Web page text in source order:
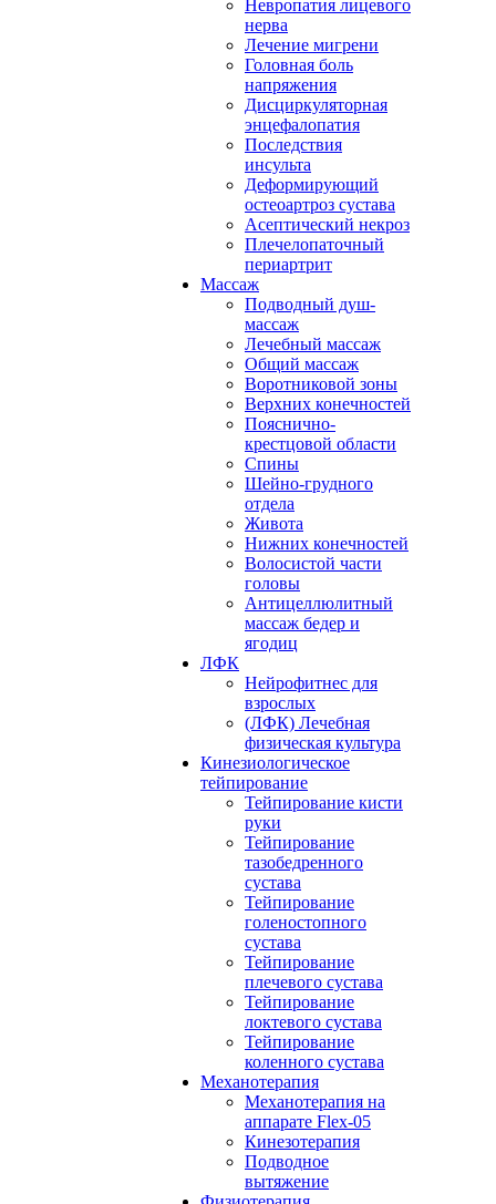
Невропатия лицевого
нерва
Лечение мигрени
Головная боль
напряжения
Дисциркуляторная
энцефалопатия
Последствия
инсульта
Деформирующий
остеоартроз сустава
Асептический некроз
Плечелопаточный
периартрит
Массаж
Подводный душ-
массаж
Лечебный массаж
Общий массаж
Воротниковой зоны
Верхних конечностей
Пояснично-
крестцовой области
Спины
Шейно-грудного
отдела
Живота
Нижних конечностей
Волосистой части
головы
Антицеллюлитный
массаж бедер и
ягодиц
ЛФК
Нейрофитнес для
взрослых
(ЛФК) Лечебная
физическая культура
Кинезиологическое
тейпирование
Тейпирование кисти
руки
Тейпирование
тазобедренного
сустава
Тейпирование
голеностопного
сустава
Тейпирование
плечевого сустава
Тейпирование
локтевого сустава
Тейпирование
коленного сустава
Механотерапия
Механотерапия на
аппарате Flex-05
Кинезотерапия
Подводное
вытяжение